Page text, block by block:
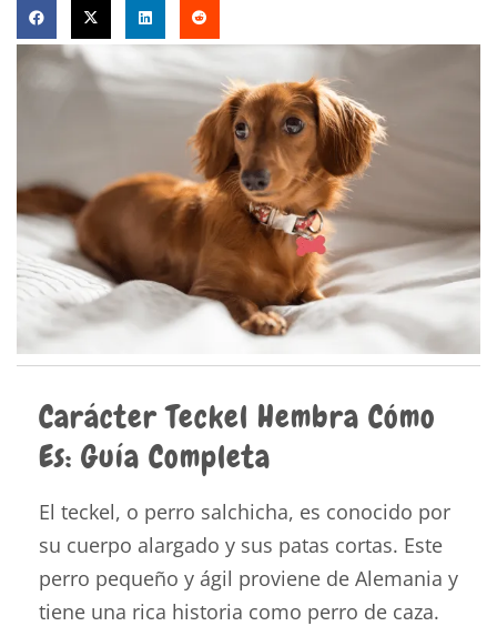
Carácter Teckel Hembra Cómo
Es: Guía Completa
El teckel, o perro salchicha, es conocido por
su cuerpo alargado y sus patas cortas. Este
perro pequeño y ágil proviene de Alemania y
tiene una rica historia como perro de caza.